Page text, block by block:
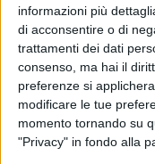
informazioni più
di acconsentire o di
trattamenti dei dati
consenso, ma hai il
preferenze si
modificare le tue
momento tornando su
"Privacy" in fondo alla
BARLETTA -
dopo la
BARLETTA -